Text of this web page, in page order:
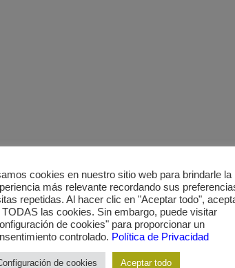
cookies en nuestro sitio web para brindarle la
más relevante recordando sus
repetidas. Al hacer clic en "Aceptar todo",
TODAS las cookies. Sin embargo, puede visitar
de cookies" para proporcionar un
controlado. Política de Privacidad
de cookies Aceptar todo